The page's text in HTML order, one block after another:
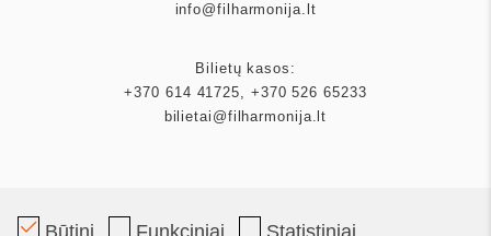
info@filharmonija.lt
Bilietų kasos:
+370 614 41725, +370 526 65233
bilietai@filharmonija.lt
Būtini Funkciniai Statistiniai